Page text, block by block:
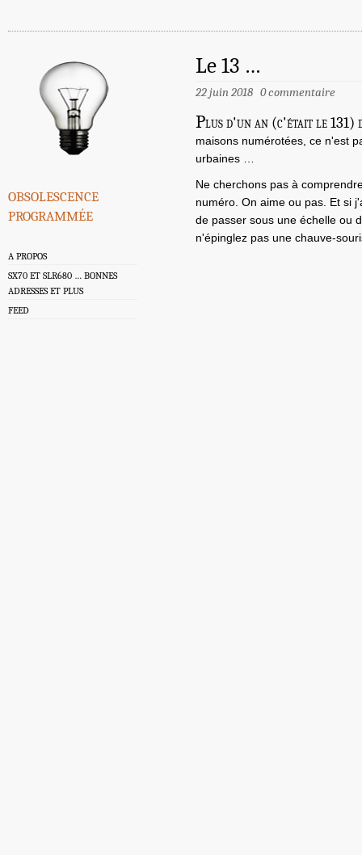
obsolescence
programmée
A PROPOS
SX70 ET SLR680 … BONNES
ADRESSES ET PLUS
FEED
Le 13 …
22 juin 2018 0 commentaire
Plus d'un an (c'était le 131)
maisons numérotées, ce n'est
urbaines …
Ne cherchons pas à
numéro . On aime ou pas. Et si
de passer sous une échelle ou
n'épinglez pas une chauve-